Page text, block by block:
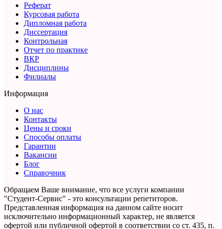
Реферат
Курсовая работа
Дипломная работа
Диссертация
Контрольная
Отчет по практике
ВКР
Дисциплины
Филиалы
Информация
О нас
Контакты
Цены и сроки
Способы оплаты
Гарантии
Вакансии
Блог
Справочник
Обращаем Ваше внимание, что все услуги компании
"Студент-Сервис" - это консультации репетиторов.
Представленная информация на данном сайте носит
исключительно информационный характер, не является
офертой или публичной офертой в соответствии со ст. 435, п.